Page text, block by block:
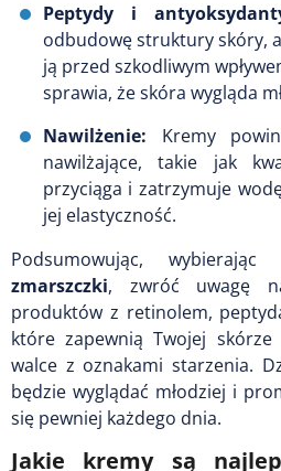
Peptydy i
odbudowę struktury skóry,
ją przed szkodliwym
sprawia, że skóra wygląda
Nawilżenie: Kremy
nawilżające, takie jak
przyciąga i zatrzymuje
jej elastyczność.
Podsumowując, wybierając
zmarszczki, zwróć uwagę
produktów z retinolem,
które zapewnią Twojej
walce z oznakami starzenia.
będzie wyglądać młodziej i
się pewniej każdego dnia.
Jakie kremy są